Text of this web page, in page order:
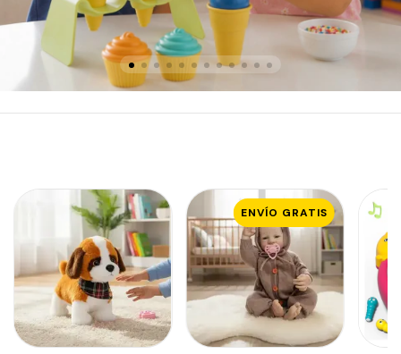
ENVÍO GRATIS